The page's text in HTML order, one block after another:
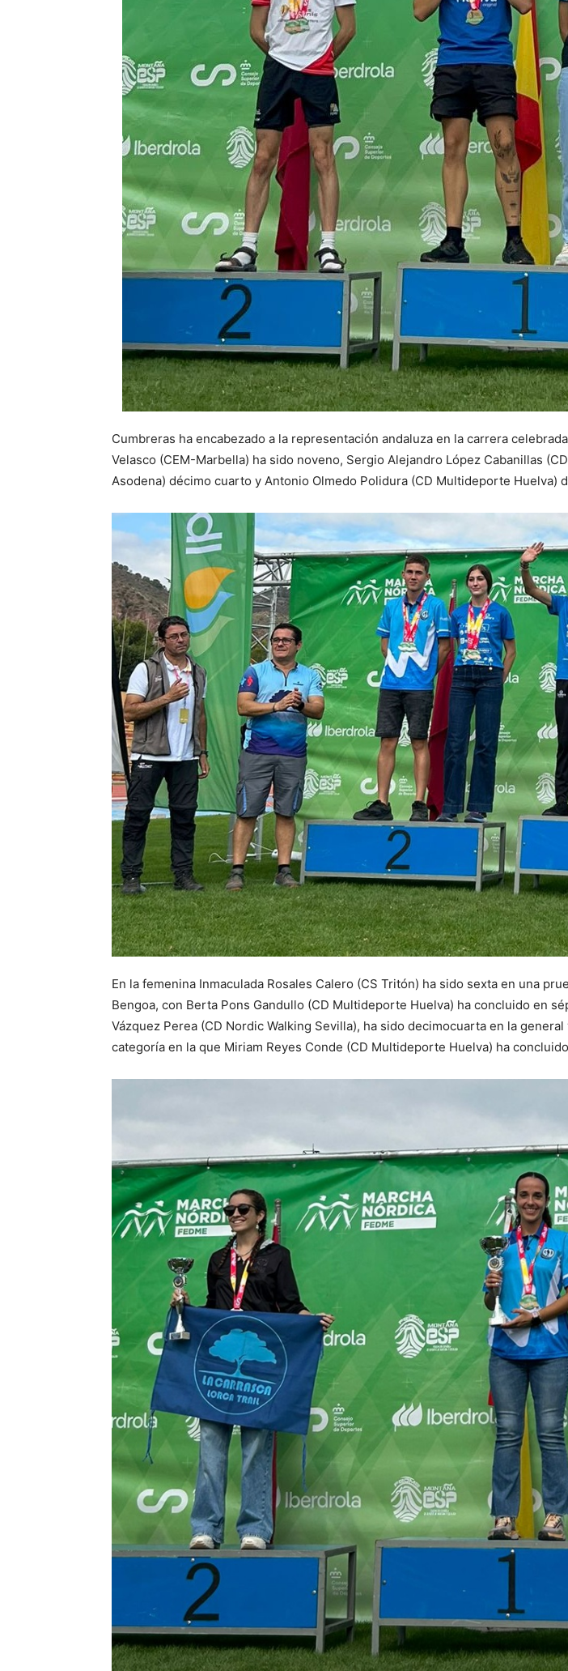
Cumbreras ha encabezado a la representación andaluza en la carrera
Velasco (CEM-Marbella) ha sido noveno, Sergio Alejandro López Cabanillas
Asodena) décimo cuarto y Antonio Olmedo Polidura (CD Multideporte Huelva)
En la femenina Inmaculada Rosales Calero (CS Tritón) ha sido sexta en una
Bengoa, con Berta Pons Gandullo (CD Multideporte Huelva) ha concluido en
Vázquez Perea (CD Nordic Walking Sevilla), ha sido decimocuarta en la
categoría en la que Miriam Reyes Conde (CD Multideporte Huelva) ha